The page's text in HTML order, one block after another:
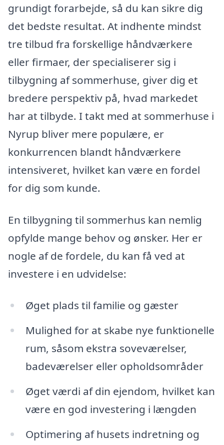
grundigt forarbejde, så du kan sikre dig
det bedste resultat. At indhente mindst
tre tilbud fra forskellige håndværkere
eller firmaer, der specialiserer sig i
tilbygning af sommerhuse, giver dig et
bredere perspektiv på, hvad markedet
har at tilbyde. I takt med at sommerhuse i
Nyrup bliver mere populære, er
konkurrencen blandt håndværkere
intensiveret, hvilket kan være en fordel
for dig som kunde.
En tilbygning til sommerhus kan nemlig
opfylde mange behov og ønsker. Her er
nogle af de fordele, du kan få ved at
investere i en udvidelse:
Øget plads til familie og gæster
Mulighed for at skabe nye funktionelle
rum, såsom ekstra soveværelser,
badeværelser eller opholdsområder
Øget værdi af din ejendom, hvilket kan
være en god investering i længden
Optimering af husets indretning og